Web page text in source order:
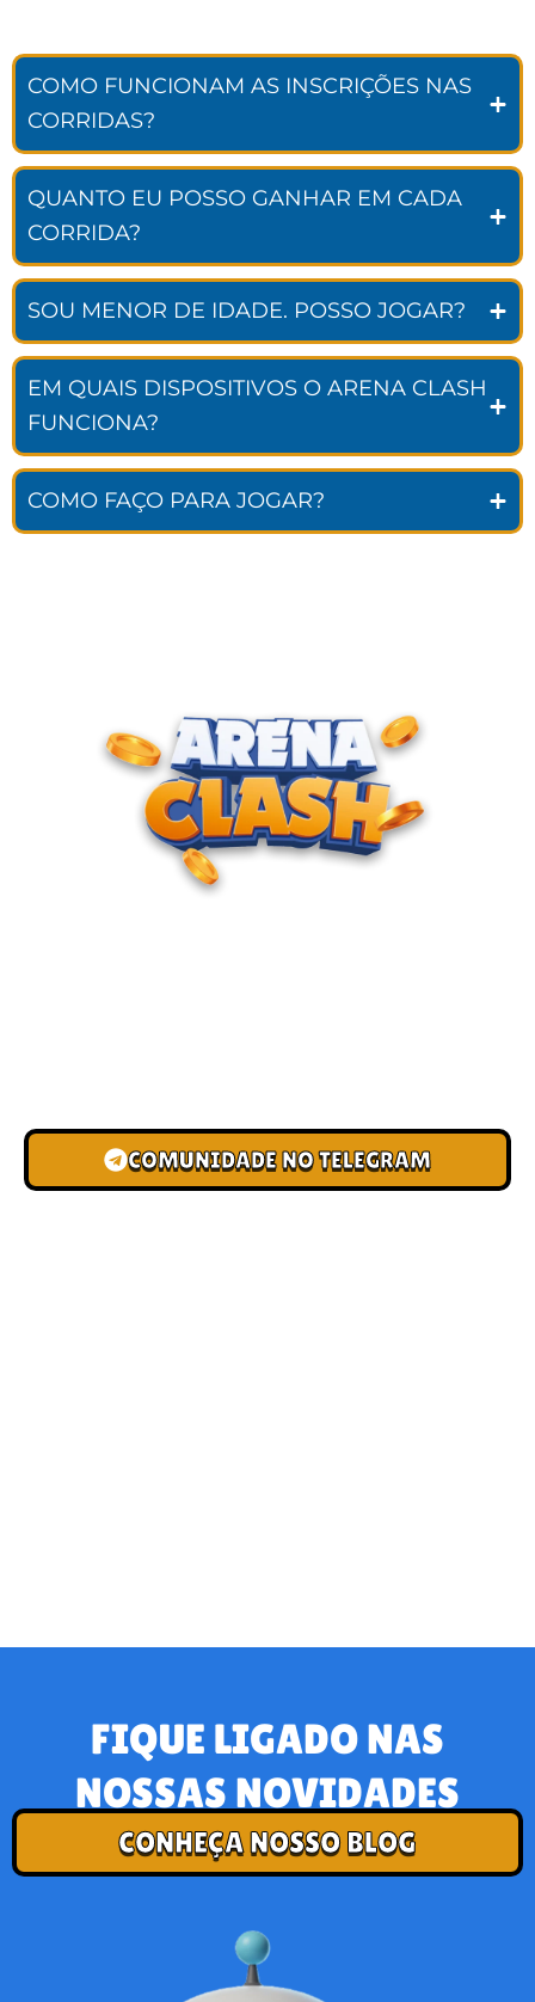
COMO FUNCIONAM AS INSCRIÇÕES NAS
CORRIDAS?
QUANTO EU POSSO GANHAR EM CADA
CORRIDA?
SOU MENOR DE IDADE. POSSO JOGAR?
EM QUAIS DISPOSITIVOS O ARENA CLASH
FUNCIONA?
COMO FAÇO PARA JOGAR?
COMUNIDADE NO TELEGRAM
FIQUE LIGADO NAS
NOSSAS NOVIDADES
CONHEÇA NOSSO BLOG